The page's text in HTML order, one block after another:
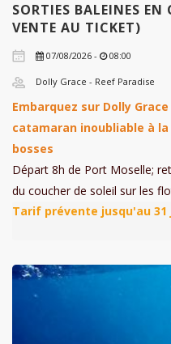
SORTIES BALEINES
VENTE AU TICKET)
07/08/2026 - 08:00
Dolly Grace - Reef Paradise
Embarquez sur Dolly
catamaran inoubliable à
bosses
Départ 8h de Port Moselle;
du coucher de soleil sur les